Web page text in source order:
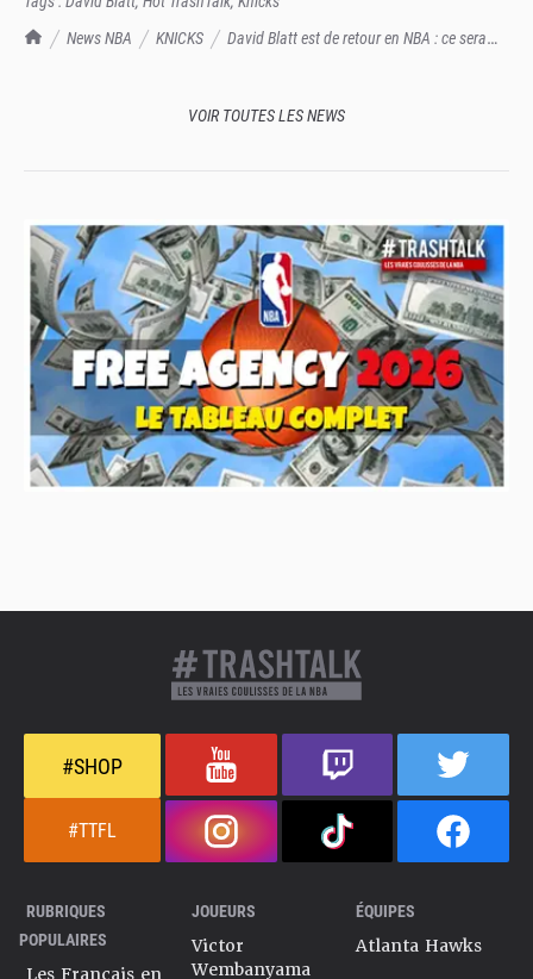
TrashTalk Actu NBA
News NBA KNICKS
David Blatt est de retour en NBA : ce sera
VOIR TOUTES LES NEWS
#SHOP
#TTFL
RUBRIQUES
POPULAIRES
Les Français en
JOUEURS
Victor
Wembanyama
ÉQUIPES
Atlanta Hawks